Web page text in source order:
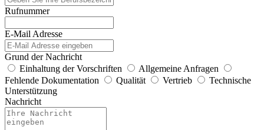
Rufnummer
E-Mail Adresse
Grund der Nachricht
Einhaltung der Vorschriften
Allgemeine Anfragen
Fehlende Dokumentation
Qualität Vertrieb
Technische
Unterstützung
Nachricht